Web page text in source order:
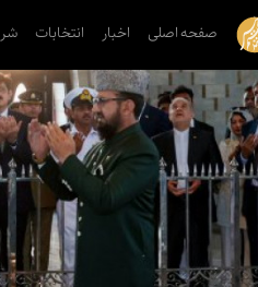
صفحه اصلی اخبار انتخابات